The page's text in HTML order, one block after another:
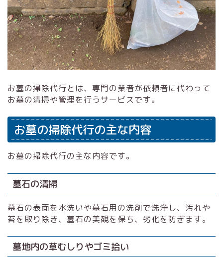
お墓の掃除代行とは、専門の業者が依頼者に代わって
お墓の清掃や管理を行うサービスです。
お墓の掃除代行の主な内容
お墓の掃除代行の主な内容です。
墓石の清掃
墓石の表面を水洗いや墓石用の洗剤で洗浄し、汚れや
苔を取り除き、墓石の美観を保ち、劣化を防ぎます。
墓地内の草むしりやゴミ拾い